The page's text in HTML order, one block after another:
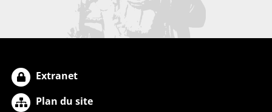
Extranet
Plan du site